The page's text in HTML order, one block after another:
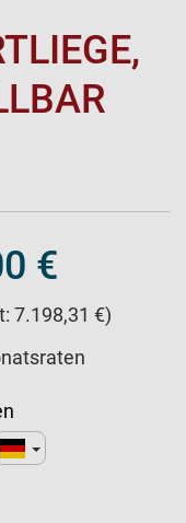
€
7.198,31 €)